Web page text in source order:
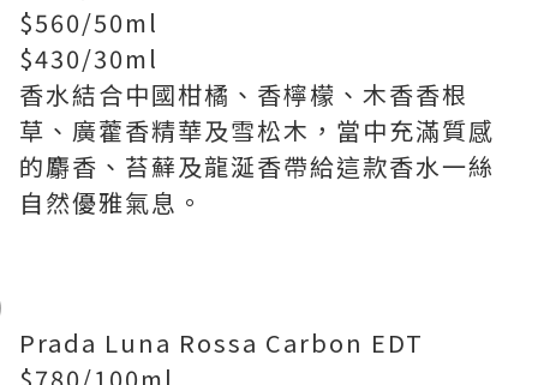
$560/50ml
$430/30ml
香水結合中國柑橘、香檸檬、木香香根
草、廣藿香精華及雪松木，當中充滿質感
的麝香、苔蘚及龍涎香帶給這款香水一絲
自然優雅氣息。
Prada Luna Rossa Carbon EDT